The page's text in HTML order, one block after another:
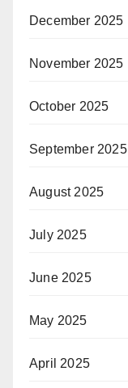
December 2025
November 2025
October 2025
September 2025
August 2025
July 2025
June 2025
May 2025
April 2025